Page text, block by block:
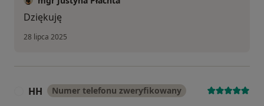
Dziękuję
28 lipca 2025
HH Numer telefonu zweryfikowany